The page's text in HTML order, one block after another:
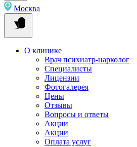
Москва
О клинике
Врач психиатр-нарколог
Специалисты
Лицензии
Фотогалерея
Цены
Отзывы
Вопросы и ответы
Акции
Акции
Оплата услуг